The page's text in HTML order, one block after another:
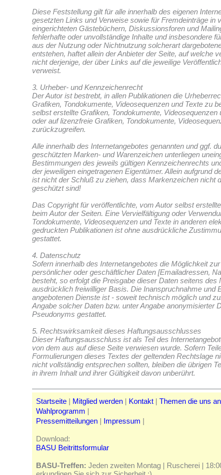
Diese Feststellung gilt für alle innerhalb des eigenen
gesetzten Links und Verweise sowie für Fremdeinträge in
eingerichteten Gästebüchern, Diskussionsforen und
fehlerhafte oder unvollständige Inhalte und insbesondere
aus der Nutzung oder Nichtnutzung solcherart
entstehen, haftet allein der Anbieter der Seite, auf welche
nicht derjenige, der über Links auf die jeweilige
verweist.
3. Urheber- und Kennzeichenrecht
Der Autor ist bestrebt, in allen Publikationen die
Grafiken, Tondokumente, Videosequenzen und Texte zu
selbst erstellte Grafiken, Tondokumente, Videosequenzen
oder auf lizenzfreie Grafiken, Tondokumente,
zurückzugreifen.
Alle innerhalb des Internetangebotes genannten und ggf.
geschützten Marken- und Warenzeichen unterliegen
Bestimmungen des jeweils gültigen Kennzeichenrechts
der jeweiligen eingetragenen Eigentümer. Allein aufgrund
ist nicht der Schluß zu ziehen, dass Markenzeichen nicht
geschützt sind!
Das Copyright für veröffentlichte, vom Autor selbst
beim Autor der Seiten. Eine Vervielfältigung oder
Tondokumente, Videosequenzen und Texte in anderen
gedruckten Publikationen ist ohne ausdrückliche
gestattet.
4. Datenschutz
Sofern innerhalb des Internetangebotes die Möglichkeit
persönlicher oder geschäftlicher Daten [Emailadressen,
besteht, so erfolgt die Preisgabe dieser Daten seitens des
ausdrücklich freiwilliger Basis. Die Inanspruchnahme und
angebotenen Dienste ist - soweit technisch möglich und
Angabe solcher Daten bzw. unter Angabe anonymisierter
Pseudonyms gestattet.
5. Rechtswirksamkeit dieses Haftungsausschlusses
Dieser Haftungsausschluss ist als Teil des
von dem aus auf diese Seite verwiesen wurde. Sofern
Formulierungen dieses Textes der geltenden Rechtslage
nicht vollständig entsprechen sollten, bleiben die übrigen
in ihrem Inhalt und ihrer Gültigkeit davon unberührt.
Startseite | Mitglied werden | Kontakt | Themen die uns
Wahlprogramm |
Pressemitteilungen | Impressum |
Download:
BASU Beitrittsformular
BASU-Treffen: Jeden zweiten Montag | Ruscherei |